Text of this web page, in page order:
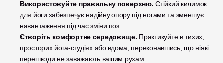
Використовуйте правильну поверхню. Стійкий килимок
для йоги забезпечує надійну опору під ногами та зменшує
навантаження під час зміни поз.
Створіть комфортне середовище. Практикуйте в тихих,
просторих йога-студіях або вдома, переконавшись, що ніякі
перешкоди не заважають вашим рухам.